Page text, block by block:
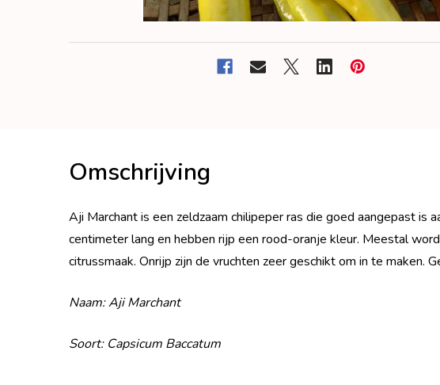
Omschrijving
Aji Marchant is een zeldzaam chilipeper ras die goed aangepast
centimeter lang en hebben rijp een rood-oranje kleur. Meestal
citrussmaak. Onrijp zijn de vruchten zeer geschikt om in te maken.
Naam: Aji Marchant
Soort: Capsicum Baccatum